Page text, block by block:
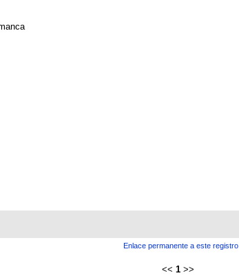
Enlace permanente a este registro
<< 1 >>